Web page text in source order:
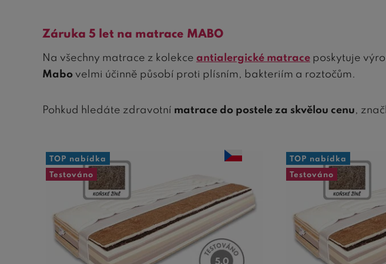
Záruka 5 let na matrace MABO
Na všechny matrace z kolekce antialergické matrace poskytuje
Mabo velmi účinně působí proti plísním, bakteriím a roztočům.
Pohkud hledáte zdravotní matrace do postele za skvělou cenu,
TOP nabídka
Testováno
TOP nabídka
Testováno